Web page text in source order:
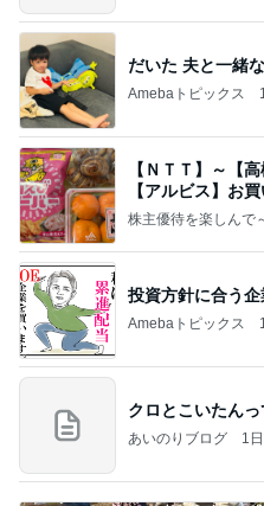
だいた 夫と一緒
Amebaトピックス
【ＮＴＴ】～【
【アルビス】お
株主優待を楽しんで
投資方針に合う
Amebaトピックス
クロとこいたん
あいのりブログ 1